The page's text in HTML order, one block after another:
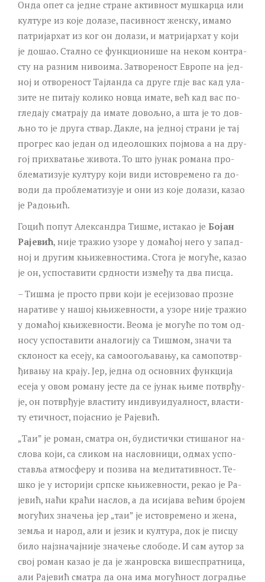
Он­да опет са јед­не стра­не ак­тив­ност му­шкар­ца или
кул­ту­ре из ко­је до­ла­зе, па­сив­ност жен­ску, има­мо
па­три­јар­хат из ког он до­ла­зи, и ма­три­јар­хат у ко­ји
је до­шао. Стал­но се функ­ци­о­ни­ше на не­ком кон­тра­
сту на ра­зним ни­во­и­ма. За­тво­ре­ност Евро­пе на јед­
ној и отво­ре­ност Тај­лан­да са дру­ге гдје вас кад ула­
зи­те не пи­та­ју ко­ли­ко нов­ца има­те, већ кад вас по­
гле­да­ју сма­тра­ју да има­те до­вољ­но, а шта је то дов­
љно то је дру­га ствар. Да­кле, на јед­ној стра­ни је тај
про­грес као је­дан од иде­о­ло­шких пој­мо­ва а на дру­
гој при­хва­та­ње жи­во­та. То што ју­нак ро­ма­на про­
бле­ма­ти­зу­је кул­ту­ру ко­ји ви­ди исто­вре­ме­но га до­
во­ди да про­бле­ма­ти­зу­је и они из ко­је до­ла­зи, ка­зао
је Ра­до­њић.
Го­цић по­пут Алек­сан­дра Ти­шме, ис­та­као је Бо­јан
Ра­је­вић, ни­је тра­жио уз­о­ре у до­ма­ћој не­го у за­пад­
ној и дру­гим књи­жев­но­сти­ма. Сто­га је мо­гу­ће, ка­зао
је он, ус­по­ста­ви­ти срд­но­сти из­ме­ђу та два пи­сца.
– Ти­шма је про­сто пр­ви ко­ји је есе­ји­зо­вао про­зне
на­ра­ти­ве у на­шој књи­жев­но­сти, а уз­о­ре ни­је тра­жио
у до­ма­ћој књи­жев­но­сти. Ве­о­ма је мо­гу­ће по том од­
но­су ус­по­ста­ви­ти ана­ло­ги­ју са Ти­шмом, зна­чи та
скло­ност ка есе­ју, ка са­мо­о­го­ља­ва­њу, ка са­мо­по­твр­
ђи­ва­њу на кра­ју. Јер, јед­на од основ­них функ­ци­ја
есе­ја у овом ро­ма­ну је­сте да се ју­нак њи­ме по­твр­ђу­
је, он по­твр­ђу­је вла­сти­ту ин­ди­ву­и­ду­ал­ност, вла­сти­
ту етич­ност, по­ја­снио је Ра­је­вић.
„Таи” је ро­ман, сма­тра он, бу­ди­стич­ки сти­ша­ног на­
сло­ва ко­ји, са сли­ком на на­слов­ни­ци, од­мах ус­по­
ста­вља ат­мос­фе­ру и по­зи­ва на ме­ди­та­тив­ност. Те­
шко је у исто­ри­ји срп­ске књи­жев­но­сти, ре­као је Ра­
је­вић, на­ћи кра­ћи на­слов, а да иси­ја­ва ве­ћим бро­јем
мо­гу­ћих зна­че­ња јер „таи” је исто­вре­ме­но и же­на,
зе­мља и на­род, али и је­зик и кул­ту­ра, док је пи­сцу
би­ло нај­зна­чај­ни­је зна­че­ње сло­бо­де. И сам аутор за
свој ро­ман ка­зао је да је жан­ров­ска ви­ше­спрат­ни­ца,
али Ра­је­вић сма­тра да она има мо­гућ­ност до­град­ње